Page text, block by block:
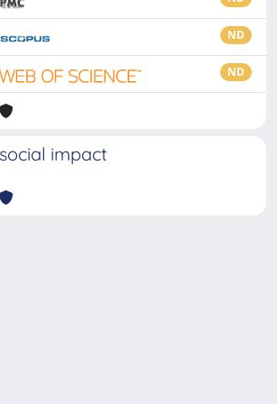
ND
ND
social impact